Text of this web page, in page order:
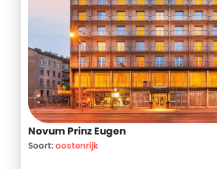
Novum Prinz Eugen
Soort:oostenrijk